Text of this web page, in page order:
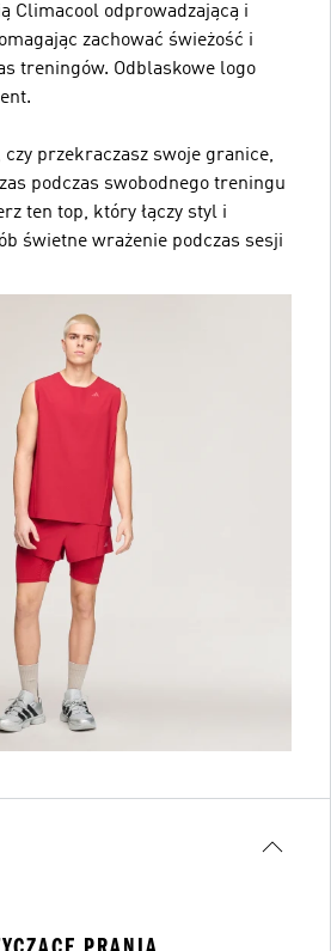
Climacool odprowadzającą i
zachować świeżość i
treningów. Odblaskowe logo
czy przekraczasz swoje granice,
podczas swobodnego treningu
ten top, który łączy styl i
świetne wrażenie podczas sesji